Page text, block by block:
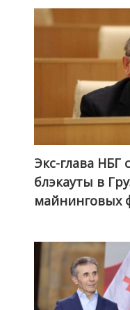
Экс-глава НБГ
блэкауты в
майнинговых